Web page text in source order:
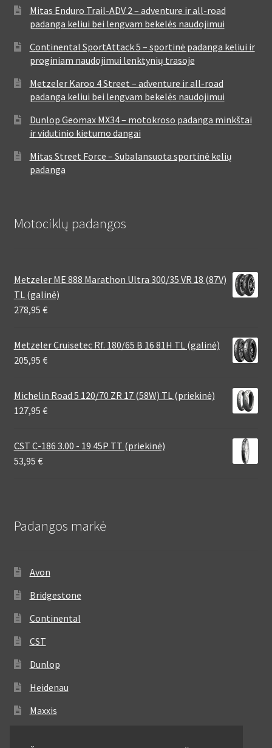
Mitas Enduro Trail-ADV 2 – adventure ir all-road
padanga keliui bei lengvam bekelės naudojimui
Continental SportAttack 5 – sportinė padanga keliui ir
proginiam naudojimui lenktynių trasoje
Metzeler Karoo 4 Street – adventure ir all-road
padanga keliui bei lengvam bekelės naudojimui
Dunlop Geomax MX34 – motokroso padanga minkštai
ir vidutinio kietumo dangai
Mitas Street Force – Subalansuota sportinė kelių
padanga
Motociklų padangos
Metzeler ME 888 Marathon Ultra 300/35 VR 18 (87V)
TL (galinė)
278,95 €
Metzeler Cruisetec Rf. 180/65 B 16 81H TL (galinė)
205,95 €
Michelin Road 5 120/70 ZR 17 (58W) TL (priekinė)
127,95 €
CST C-186 3.00 - 19 45P TT (priekinė)
53,95 €
Padangos markė
Avon
Bridgestone
Continental
CST
Dunlop
Heidenau
Maxxis